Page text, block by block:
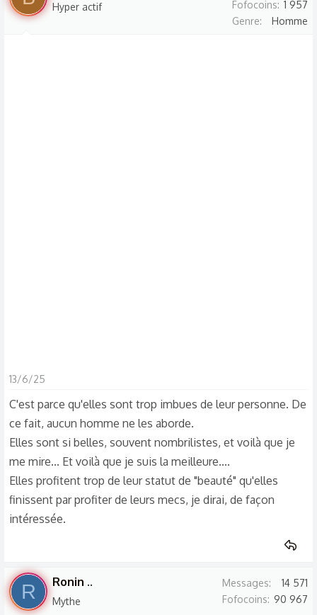
a
Hyper actif
Fofocoins 1 957
Genre
Homme
13/6/25
C'est parce qu'elles sont trop imbues de leur personne. De
ce fait, aucun homme ne les aborde.
Elles sont si belles, souvent nombrilistes, et voilà que je
me mire... Et voilà que je suis la meilleure....
Elles profitent trop de leur statut de "beauté" qu'elles
finissent par profiter de leurs mecs, je dirai, de façon
intéressée.
R Ronin ..
Mythe
Messages
14 571
Fofocoins 90 967